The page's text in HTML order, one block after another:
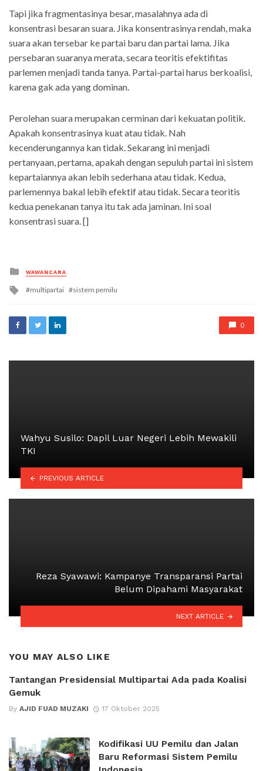
Tapi jika fragmentasinya besar, masalahnya ada di
konsentrasi besaran suara. Jika konsentrasinya rendah, maka
suara akan tersebar ke partai baru dan partai lama. Jika
persebaran suaranya merata, secara teoritis efektifitas
parlemen menjadi tanda tanya. Partai-partai harus berkoalisi,
karena gak ada yang dominan.
Perolehan suara merupakan cerminan dari kekuatan politik.
Apakah konsentrasinya kuat atau tidak. Nah
kecenderungannya kan tidak. Sekarang ini menjadi
pertanyaan, pertama, apakah dengan sepuluh partai ini sistem
kepartaiannya akan lebih sederhana atau tidak. Kedua,
parlemennya bakal lebih efektif atau tidak. Secara teoritis
kedua penekanan tanya itu tak ada jaminan. Ini soal
konsentrasi suara. []
Posted
in
WAWANCARA
Tagged
multipartai sistem pemilu
0
Wahyu Susilo: Dapil Luar Negeri Lebih Mewakili
TKI
PREVIOUS ARTICLE
Reza Syawawi: Kampanye Transparansi Partai
Belum Dipahami Masyarakat
NEXT ARTICLE
YOU MAY ALSO LIKE
Tantangan Presidensial Multipartai Ada pada Koalisi
Gemuk
By AJID FUAD MUZAKI 17 Oktober 2025
Kodifikasi UU Pemilu dan Jalan
Baru Reformasi Sistem Pemilu